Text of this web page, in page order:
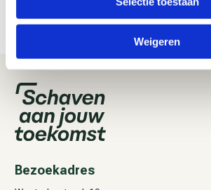
Weigeren
functioneringsgesprek.’
Bezoekadres